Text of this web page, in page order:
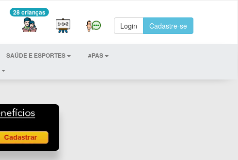
28 crianças
Login Cadastre-se
SAÚDE E ESPORTES
#PAS